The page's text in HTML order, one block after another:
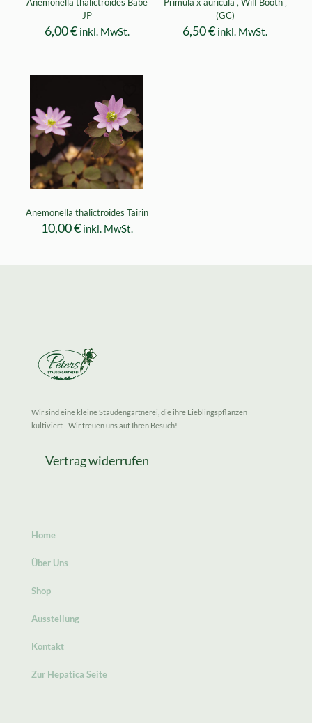
Anemonella thalictroides Babe
JP
6,00€ inkl. MwSt.
Primula x auricula ‚ Wilf Booth ‚
(GC)
6,50€ inkl. MwSt.
Anemonella thalictroides Tairin
10,00€ inkl. MwSt.
Wir sind eine kleine Staudengärtnerei, die ihre Lieblingspflanzen
kultiviert - Wir freuen uns auf Ihren Besuch!
Vertrag widerrufen
Home
Über Uns
Shop
Ausstellung
Kontakt
Zur Hepatica Seite